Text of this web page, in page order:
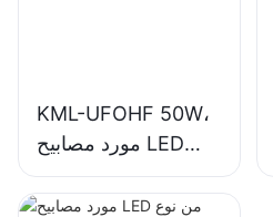
KML-UFOHF 50W،
مورد مصابيح LED
عالية الإضاءة للمصانع
الصناعية والمستودعات